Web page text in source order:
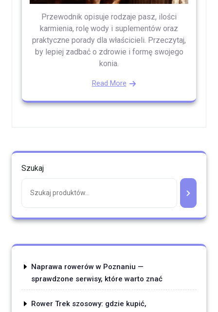
Przewodnik opisuje rodzaje pasz, ilości
karmienia, rolę wody i suplementów oraz
praktyczne porady dla właścicieli. Przeczytaj,
by lepiej zadbać o zdrowie i formę swojego
konia.
Read More
Szukaj
Naprawa rowerów w Poznaniu —
sprawdzone serwisy, które warto znać
Rower Trek szosowy: gdzie kupić,